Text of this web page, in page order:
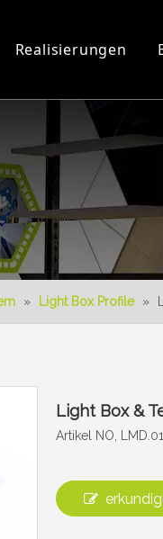
Werkstatt und
3D-Videos
Realisierungen
Neues Produkt
» Light Box Profile »
Light Box &
Artikel NO,